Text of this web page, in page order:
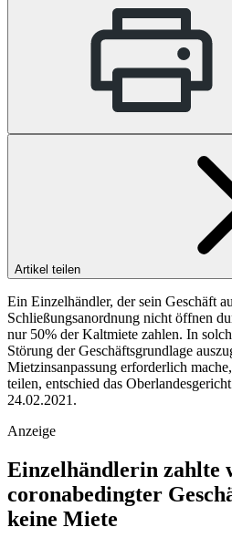
Artikel teilen
Ein Einzelhändler, der sein Geschäft
Schließungsanordnung nicht öffnen
nur 50% der Kaltmiete zahlen. In
Störung der Geschäftsgrundlage
Mietzinsanpassung erforderlich
teilen, entschied das
24.02.2021.
Anzeige
Einzelhändlerin zahlte
coronabedingter
keine Miete